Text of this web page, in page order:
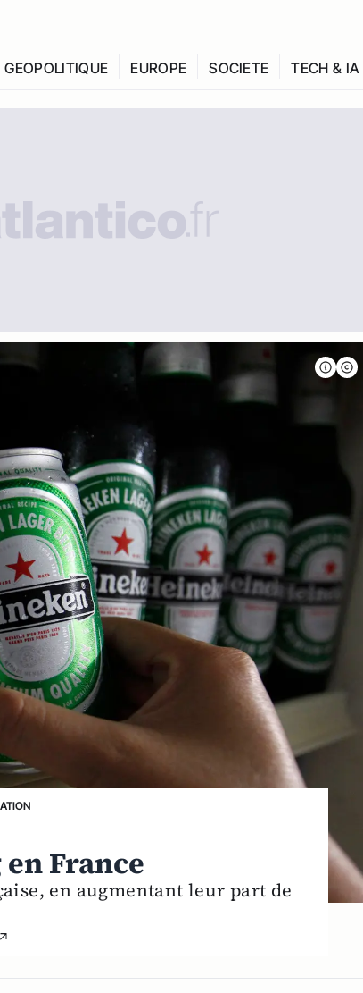
GEOPOLITIQUE EUROPE SOCIETE TECH & IA
France
en augmentant leur part de